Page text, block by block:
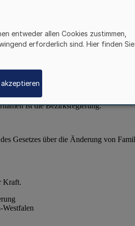
entweder allen Cookies zustimmen,
erforderlich sind. Hier finden Sie